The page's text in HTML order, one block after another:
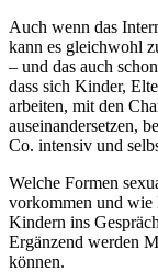
Auch wenn das
kann es gleichwohl
– und das auch
dass sich Kinder,
arbeiten, mit den
auseinandersetzen,
Co. intensiv und
Welche Formen
vorkommen und wie
Kindern ins
Ergänzend werden
können.